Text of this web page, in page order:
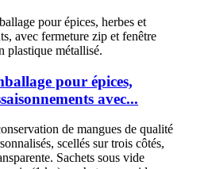
pour épices,
avec...